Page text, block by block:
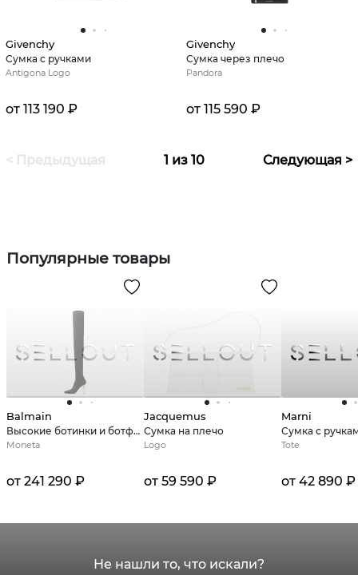
Givenchy
Сумка с ручками
Antigona Logo
от 113 190 ₽
Givenchy
Сумка через плечо
Pandora
от 115 590 ₽
< Предыдущая 1 из 10 Следующая >
Популярные товары
Balmain
Высокие ботинки и ботфорты
Moneta
от 241 290 ₽
Jacquemus
Сумка на плечо
Logo
от 59 590 ₽
Marni
Сумка с
Tote
от 42 890 ₽
Не нашли то, что искали?